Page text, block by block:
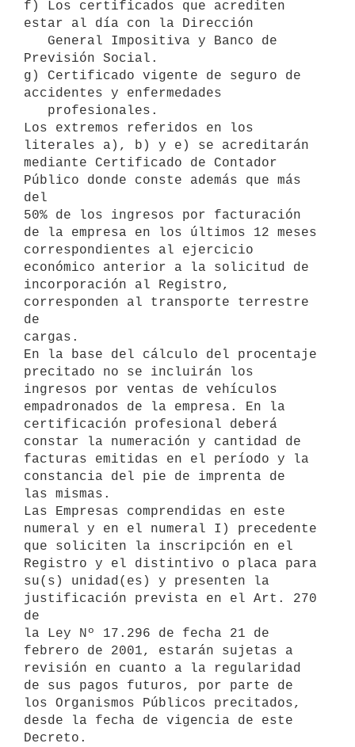
f) Los certificados que acrediten
estar al día con la Dirección
Previsión Social.
g) Certificado vigente de seguro de
accidentes y enfermedades
Los extremos referidos en los
literales a), b) y e) se acreditarán
mediante Certificado de Contador
Público donde conste además que más
del
50% de los ingresos por facturación
de la empresa en los últimos 12 meses
correspondientes al ejercicio
económico anterior a la solicitud de
incorporación al Registro,
corresponden al transporte terrestre
de
cargas.
En la base del cálculo del procentaje
precitado no se incluirán los
ingresos por ventas de vehículos
empadronados de la empresa. En la
certificación profesional deberá
constar la numeración y cantidad de
facturas emitidas en el período y la
constancia del pie de imprenta de
las mismas.
Las Empresas comprendidas en este
numeral y en el numeral I) precedente
que soliciten la inscripción en el
Registro y el distintivo o placa para
su(s) unidad(es) y presenten la
justificación prevista en el Art. 270
de
la Ley Nº 17.296 de fecha 21 de
febrero de 2001, estarán sujetas a
revisión en cuanto a la regularidad
de sus pagos futuros, por parte de
los Organismos Públicos precitados,
desde la fecha de vigencia de este
Decreto.